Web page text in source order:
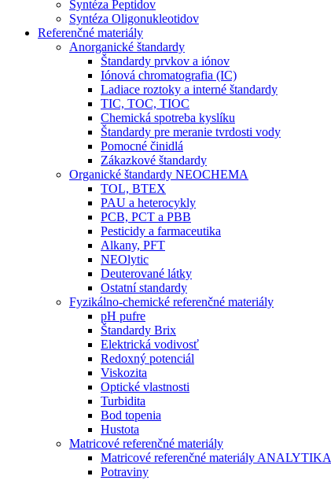
Syntéza Peptidov
Syntéza Oligonukleotidov
Referenčné materiály
Anorganické štandardy
Štandardy prvkov a iónov
Iónová chromatografia (IC)
Ladiace roztoky a interné štandardy
TIC, TOC, TIOC
Chemická spotreba kyslíku
Štandardy pre meranie tvrdosti vody
Pomocné činidlá
Zákazkové štandardy
Organické štandardy NEOCHEMA
TOL, BTEX
PAU a heterocykly
PCB, PCT a PBB
Pesticidy a farmaceutika
Alkany, PFT
NEOlytic
Deuterované látky
Ostatní standardy
Fyzikálno-chemické referenčné materiály
pH pufre
Štandardy Brix
Elektrická vodivosť
Redoxný potenciál
Viskozita
Optické vlastnosti
Turbidita
Bod topenia
Hustota
Matricové referenčné materiály
Matricové referenčné materiály ANALYTIKA
Potraviny